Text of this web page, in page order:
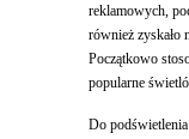
reklamowych,
również zyskało
Początkowo
popularne
Do